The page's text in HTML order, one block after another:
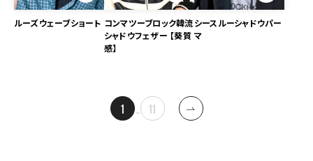
ルーズウェーブショート コンマツーブロック韓流
シャドウフェザー 【葵質
感】
シースルーシャドウパー
マ
1 … 11